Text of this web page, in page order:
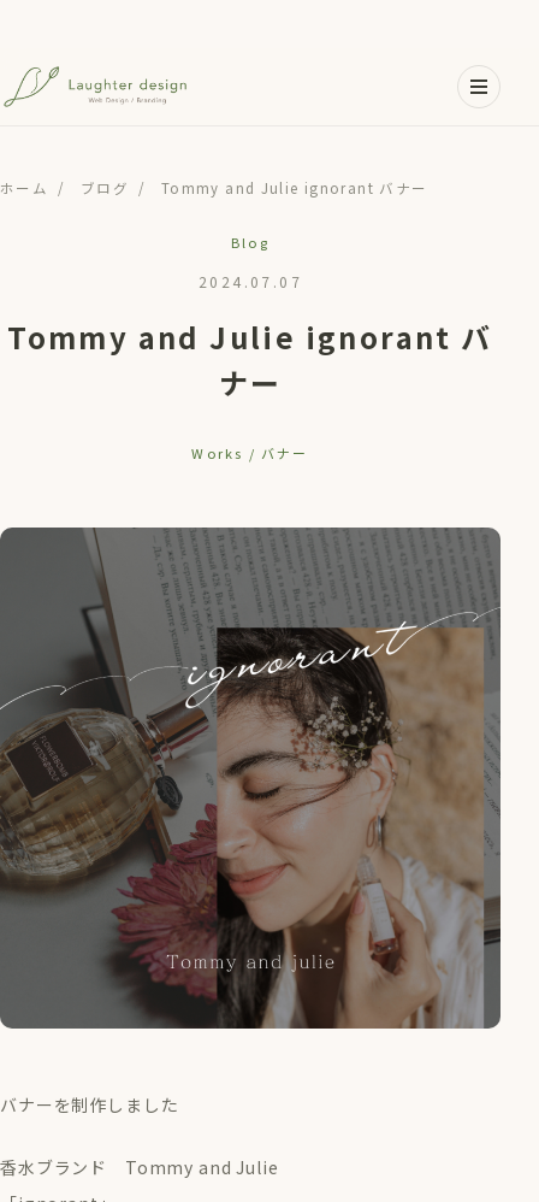
メインコンテンツへスキップ
ホーム / ブログ / Tommy and Julie ignorant バナー
Blog
2024.07.07
Tommy and Julie ignorant バ
ナー
Works / バナー
バナーを制作しました
香水ブランド Tommy and Julie